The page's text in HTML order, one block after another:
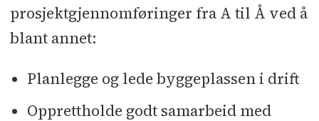
prosjektgjennomføringer fra A til Å ved å
blant annet:
Planlegge og lede byggeplassen i drift
Opprettholde godt samarbeid med